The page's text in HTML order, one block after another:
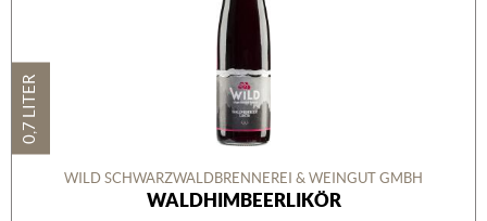
0,7 LITER
WILD SCHWARZWALDBRENNEREI & WEINGUT GMBH
WALDHIMBEERLIKÖR